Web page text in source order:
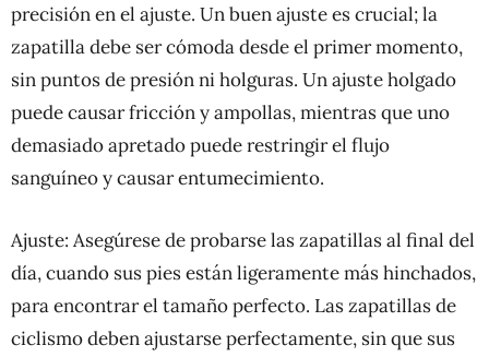
precisión en el ajuste. Un buen ajuste es crucial; la
zapatilla debe ser cómoda desde el primer momento,
sin puntos de presión ni holguras. Un ajuste holgado
puede causar fricción y ampollas, mientras que uno
demasiado apretado puede restringir el flujo
sanguíneo y causar entumecimiento.
Ajuste: Asegúrese de probarse las zapatillas al final del
día, cuando sus pies están ligeramente más hinchados,
para encontrar el tamaño perfecto. Las zapatillas de
ciclismo deben ajustarse perfectamente, sin que sus